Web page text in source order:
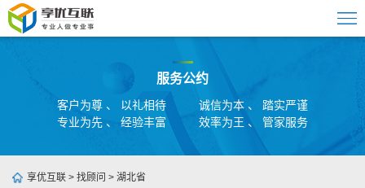
服务公约
客户为尊 、 以礼相待
诚信为本 、 踏实严谨
专业为先 、 经验丰富
效率为王 、 管家服务
享优互联 > 找顾问 > 湖北省